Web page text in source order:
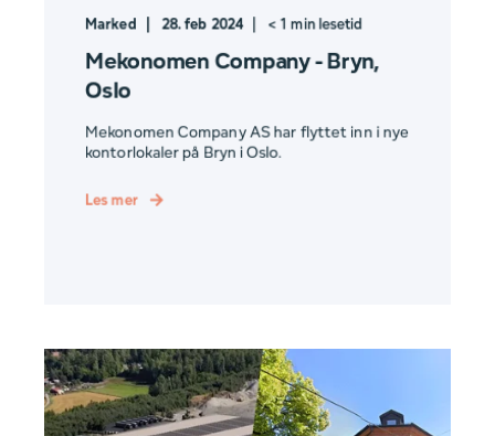
Marked 28. feb 2024 < 1min lesetid
Mekonomen Company - Bryn,
Oslo
Mekonomen Company AS har flyttet inn i nye
kontorlokaler på Bryn i Oslo.
Les mer